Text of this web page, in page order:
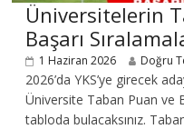
Üniversitelerin
Başarı
1 Haziran 2026 Doğru
2026’da YKS’ye girecek
Üniversite Taban Puan ve
tabloda bulacaksınız.